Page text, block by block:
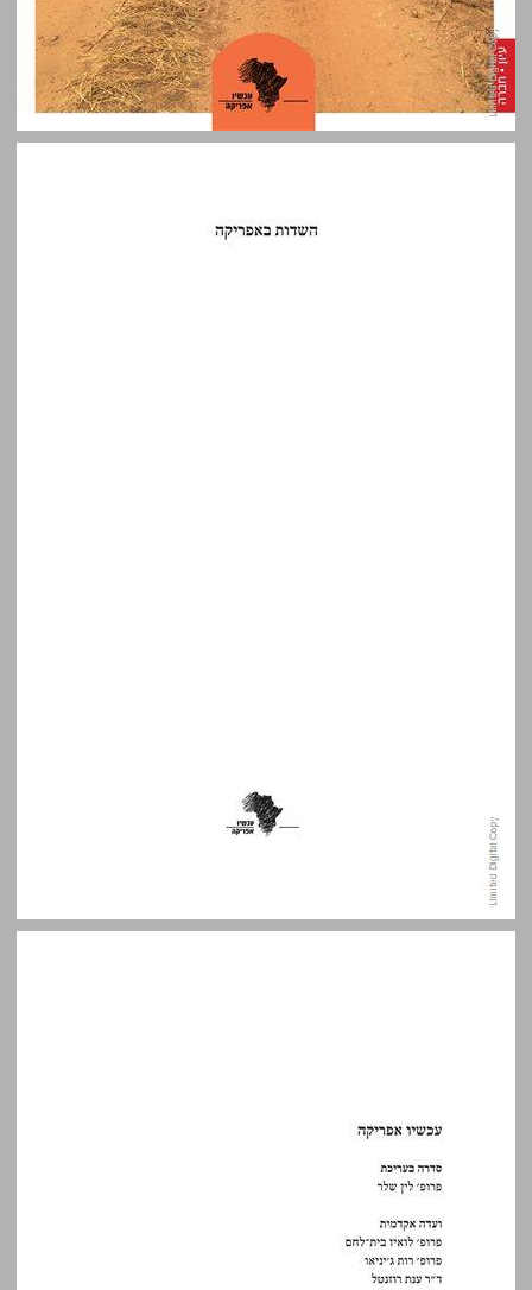
השדות באפריקה חוויות של מחקר והבניית ידע ... 0